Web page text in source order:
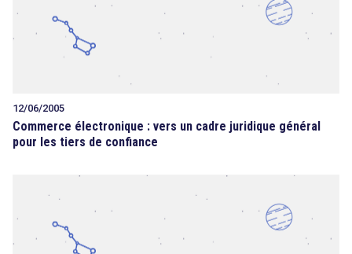
12/06/2005
Commerce électronique : vers un cadre juridique général
pour les tiers de confiance